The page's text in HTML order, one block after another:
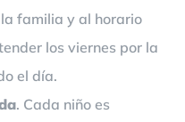
familia y al horario
los viernes por la
el día.
. Cada niño es